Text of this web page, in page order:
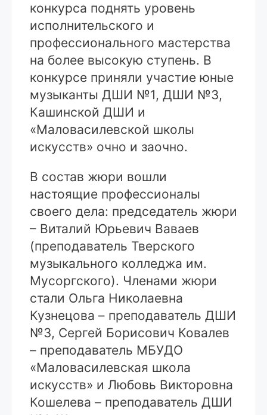
конкурса поднять уровень
исполнительского и
профессионального мастерства
на более высокую ступень. В
конкурсе приняли участие юные
музыканты ДШИ №1, ДШИ №3,
Кашинской ДШИ и
«Маловасилевской школы
искусств» очно и заочно.
В состав жюри вошли
настоящие профессионалы
своего дела: председатель жюри
– Виталий Юрьевич Ваваев
(преподаватель Тверского
музыкального колледжа им.
Мусоргского). Членами жюри
стали Ольга Николаевна
Кузнецова – преподаватель ДШИ
№3, Сергей Борисович Ковалев
– преподаватель МБУДО
«Маловасилевская школа
искусств» и Любовь Викторовна
Кошелева – преподаватель ДШИ